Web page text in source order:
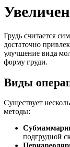
Грудь считается
достаточно
улучшение вида
форму груди.
Виды
Существует
методы:
подгрудной